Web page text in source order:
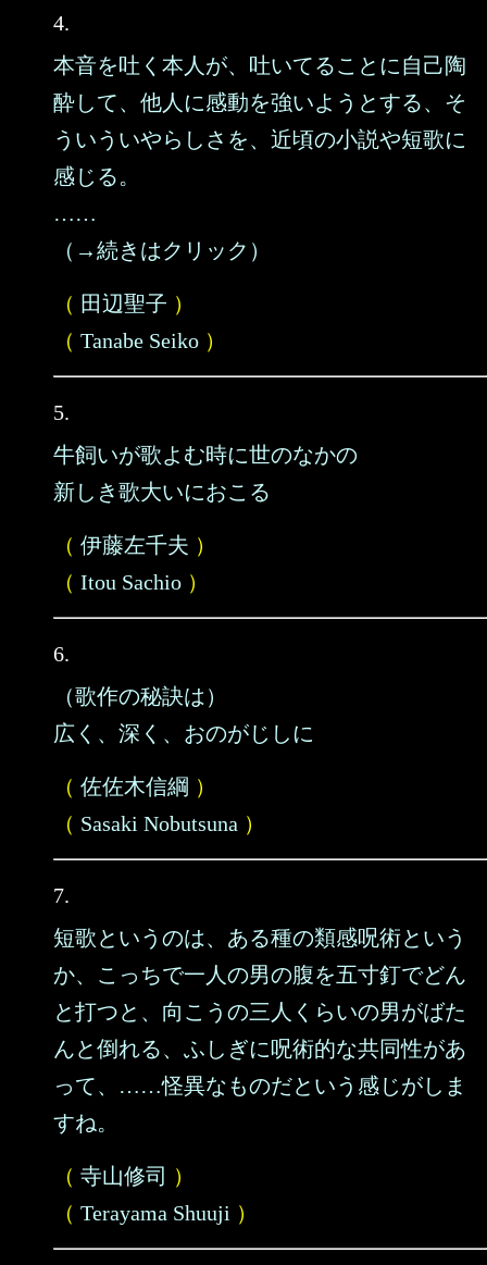
4.
本音を吐く本人が、吐いてることに自己陶
酔して、他人に感動を強いようとする、そ
ういういやらしさを、近頃の小説や短歌に
感じる。
……
（→続きはクリック）
（ 田辺聖子 ）
（ Tanabe Seiko ）
5.
牛飼いが歌よむ時に世のなかの
新しき歌大いにおこる
（ 伊藤左千夫 ）
（ Itou Sachio ）
6.
（歌作の秘訣は）
広く、深く、おのがじしに
（ 佐佐木信綱 ）
（ Sasaki Nobutsuna ）
7.
短歌というのは、ある種の類感呪術という
か、こっちで一人の男の腹を五寸釘でどん
と打つと、向こうの三人くらいの男がばた
んと倒れる、ふしぎに呪術的な共同性があ
って、……怪異なものだという感じがしま
すね。
（ 寺山修司 ）
（ Terayama Shuuji ）